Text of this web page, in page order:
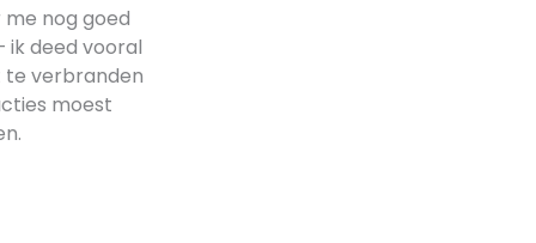
nog goed
ik deed vooral
te verbranden
moest